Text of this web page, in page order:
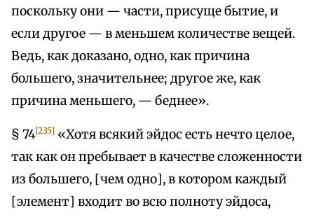
поскольку они — части, присуще бытие, и
если другое — в меньшем количестве вещей.
Ведь, как доказано, одно, как причина
большего, значительнее; другое же, как
причина меньшего, — беднее».
§ 74[235] «Хотя всякий эйдос есть нечто целое,
так как он пребывает в качестве сложенности
из большего, [чем одно], в котором каждый
[элемент] входит во всю полноту эйдоса,